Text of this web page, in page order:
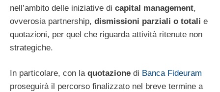
nell’ambito delle iniziative di capital management,
ovverosia partnership, dismissioni parziali o totali e
quotazioni, per quel che riguarda attività ritenute non
strategiche.
In particolare, con la quotazione di Banca Fideuram
proseguirà il percorso finalizzato nel breve termine a